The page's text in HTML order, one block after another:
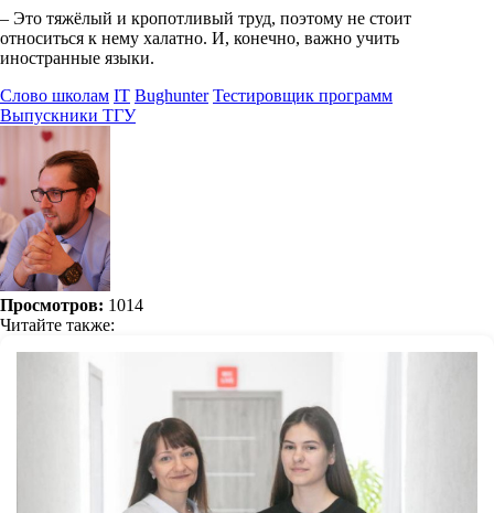
– Это тяжёлый и кропотливый труд, поэтому не стоит
относиться к нему халатно. И, конечно, важно учить
иностранные языки.
Слово школам IT Bughunter Тестировщик программ
Выпускники ТГУ
Просмотров: 1014
Читайте также: